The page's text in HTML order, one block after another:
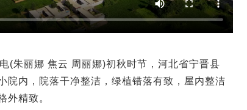
丽娜 焦云 周丽娜)初秋时节，河北省宁晋县
院内，院落干净整洁，绿植错落有致，屋内整洁
外精致。